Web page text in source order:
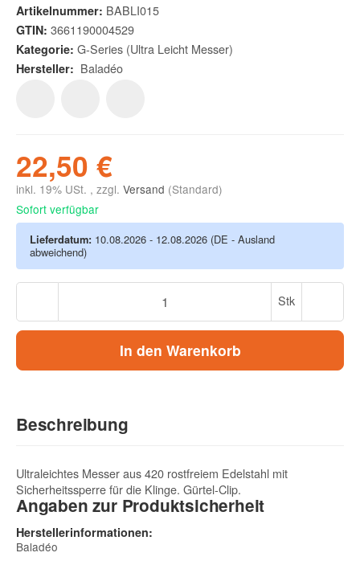
Artikelnummer: BABLI015
GTIN: 3661190004529
Kategorie: G-Series (Ultra Leicht Messer)
Hersteller: Baladéo
22,50 €
inkl. 19% USt. , zzgl. Versand (Standard)
Sofort verfügbar
Lieferdatum: 10.08.2026 - 12.08.2026 (DE - Ausland
abweichend)
Stk
In den Warenkorb
Beschreibung
Ultraleichtes Messer aus 420 rostfreiem Edelstahl mit
Sicherheitssperre für die Klinge. Gürtel-Clip.
Angaben zur Produktsicherheit
Herstellerinformationen:
Baladéo